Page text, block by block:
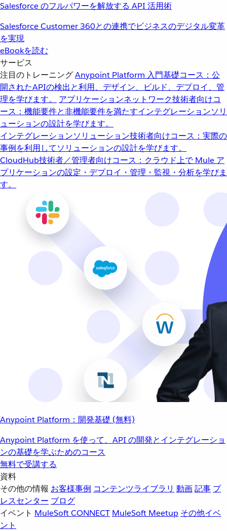
Salesforce のフルパワーを解放する API 活用術
Salesforce Customer 360との連携でビジネスのデジタル変革
を実現
eBookを読む
サービス
注目のトレーニングAnypoint Platform 入門基礎コース：公
開されたAPIの検出と利用、デザイン、ビルド、デプロイ、管
理を学びます。
アプリケーションネットワーク技術者向けコ
ース：機能要件と非機能要件を満たすインテグレーションソリ
ューションの設計を学びます。
インテグレーションソリューション技術者向けコース：実際の
事例を利用してソリューションの設計を学びます。
CloudHub技術者／管理者向けコース：クラウド上で Mule ア
プリケーションの設定・デプロイ・管理・監視・分析を学びま
す。
Anypoint Platform：開発基礎 (無料)
Anypoint Platform を使って、API の開発とインテグレーショ
ンの基礎を学ぶためのコース
無料で受講する
資料
その他の情報 お客様事例 コンテンツライブラリ 動画記事 プ
レスセンター ブログ
イベント MuleSoft CONNECT MuleSoft Meetup その他イベ
ント